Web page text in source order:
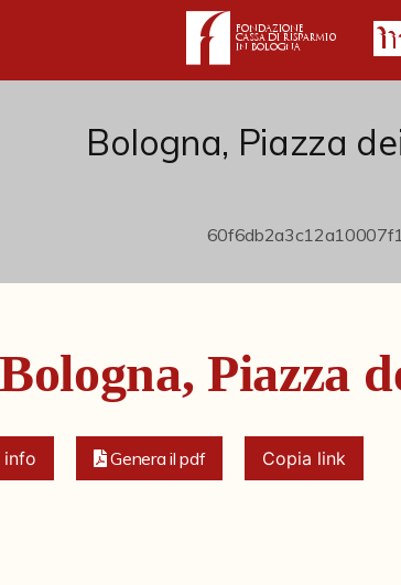
Bologna, Piazza
Bologna, Piazza
info Genera il pdf Copia link